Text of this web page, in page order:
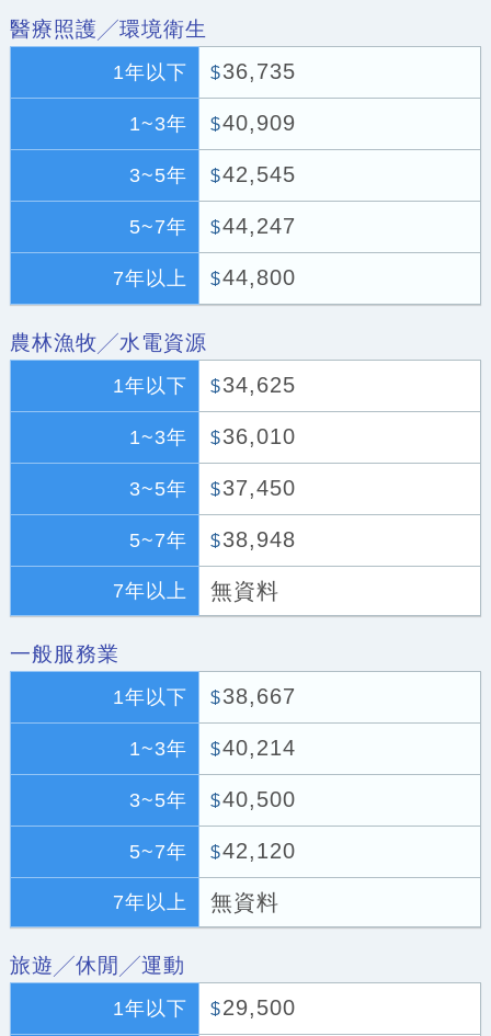
醫療照護╱環境衛生
1年以下 $36,735
1~3年 $40,909
3~5年 $42,545
5~7年 $44,247
7年以上 $44,800
農林漁牧╱水電資源
1年以下 $34,625
1~3年 $36,010
3~5年 $37,450
5~7年 $38,948
7年以上 無資料
一般服務業
1年以下 $38,667
1~3年 $40,214
3~5年 $40,500
5~7年 $42,120
7年以上 無資料
旅遊╱休閒╱運動
1年以下 $29,500